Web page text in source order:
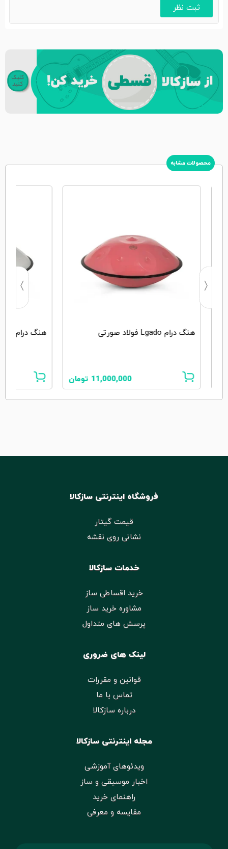
محصولات مشابه
هنگ درام Lgado فولاد صورتی
11,000,000 تومان
هنگ درام Lgado فولاد سفید
فروشگاه اینترنتی سازکالا
قیمت گیتار
نشانی روی نقشه
خدمات سازکالا
خرید اقساطی ساز
مشاوره خرید ساز
پرسش های متداول
لینک های ضروری
قوانین و مقررات
تماس با ما
درباره سازکالا
مجله اینترنتی سازکالا
ویدئوهای آموزشی
اخبار موسیقی و ساز
راهنمای خرید
مقایسه و معرفی